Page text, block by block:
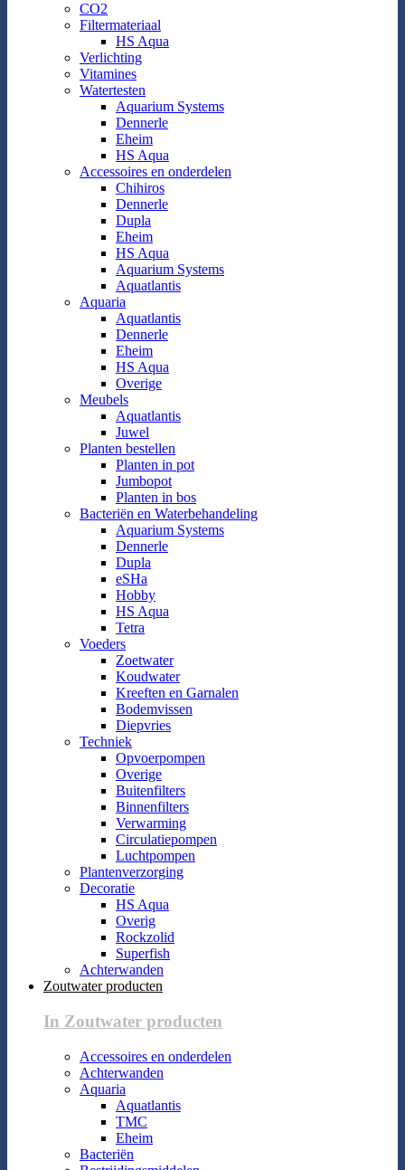
CO2
Filtermateriaal
HS Aqua
Verlichting
Vitamines
Watertesten
Aquarium Systems
Dennerle
Eheim
HS Aqua
Accessoires en onderdelen
Chihiros
Dennerle
Dupla
Eheim
HS Aqua
Aquarium Systems
Aquatlantis
Aquaria
Aquatlantis
Dennerle
Eheim
HS Aqua
Overige
Meubels
Aquatlantis
Juwel
Planten bestellen
Planten in pot
Jumbopot
Planten in bos
Bacteriën en Waterbehandeling
Aquarium Systems
Dennerle
Dupla
eSHa
Hobby
HS Aqua
Tetra
Voeders
Zoetwater
Koudwater
Kreeften en Garnalen
Bodemvissen
Diepvries
Techniek
Opvoerpompen
Overige
Buitenfilters
Binnenfilters
Verwarming
Circulatiepompen
Luchtpompen
Plantenverzorging
Decoratie
HS Aqua
Overig
Rockzolid
Superfish
Achterwanden
Zoutwater producten
In Zoutwater producten
Accessoires en onderdelen
Achterwanden
Aquaria
Aquatlantis
TMC
Eheim
Bacteriën